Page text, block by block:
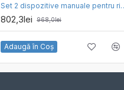
Set 2 dispozitive manuale pentru ridicare
802,3lei 968,0lei
Adaugă în Coş